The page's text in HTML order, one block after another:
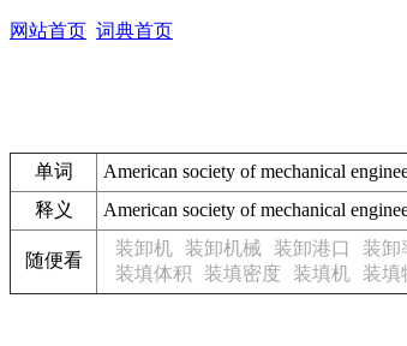
网站首页 词典首页
单词
American society of mechanical
释义
American society of mechanical
随便看
装卸机 装卸机械 装卸港口 装卸
装填体积
装填密度 装填机 装填